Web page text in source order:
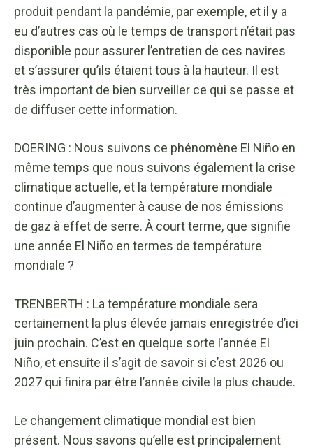
produit pendant la pandémie, par exemple, et il y a
eu d’autres cas où le temps de transport n’était pas
disponible pour assurer l’entretien de ces navires
et s’assurer qu’ils étaient tous à la hauteur. Il est
très important de bien surveiller ce qui se passe et
de diffuser cette information.
DOERING : Nous suivons ce phénomène El Niño en
même temps que nous suivons également la crise
climatique actuelle, et la température mondiale
continue d’augmenter à cause de nos émissions
de gaz à effet de serre. À court terme, que signifie
une année El Niño en termes de température
mondiale ?
TRENBERTH : La température mondiale sera
certainement la plus élevée jamais enregistrée d’ici
juin prochain. C’est en quelque sorte l’année El
Niño, et ensuite il s’agit de savoir si c’est 2026 ou
2027 qui finira par être l’année civile la plus chaude.
Le changement climatique mondial est bien
présent. Nous savons qu’elle est principalement